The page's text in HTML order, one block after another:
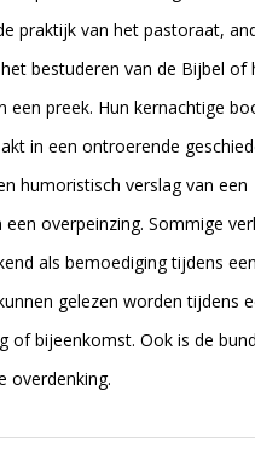
praktijk van het pastoraat,
bestuderen van de Bijbel of
een preek. Hun kernachtige
in een ontroerende
humoristisch verslag van een
overpeinzing. Sommige
als bemoediging tijdens
gelezen worden tijdens
of bijeenkomst. Ook is de
overdenking.